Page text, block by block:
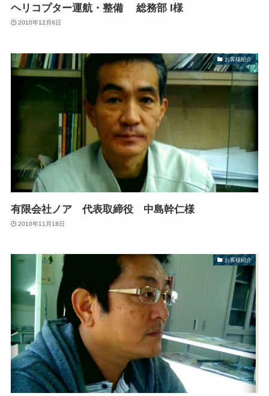
ヘリコプター運航・整備 総務部 I様
2010年12月6日
お客様紹介
有限会社ノア 代表取締役 中島幹仁様
2010年11月18日
お客様紹介